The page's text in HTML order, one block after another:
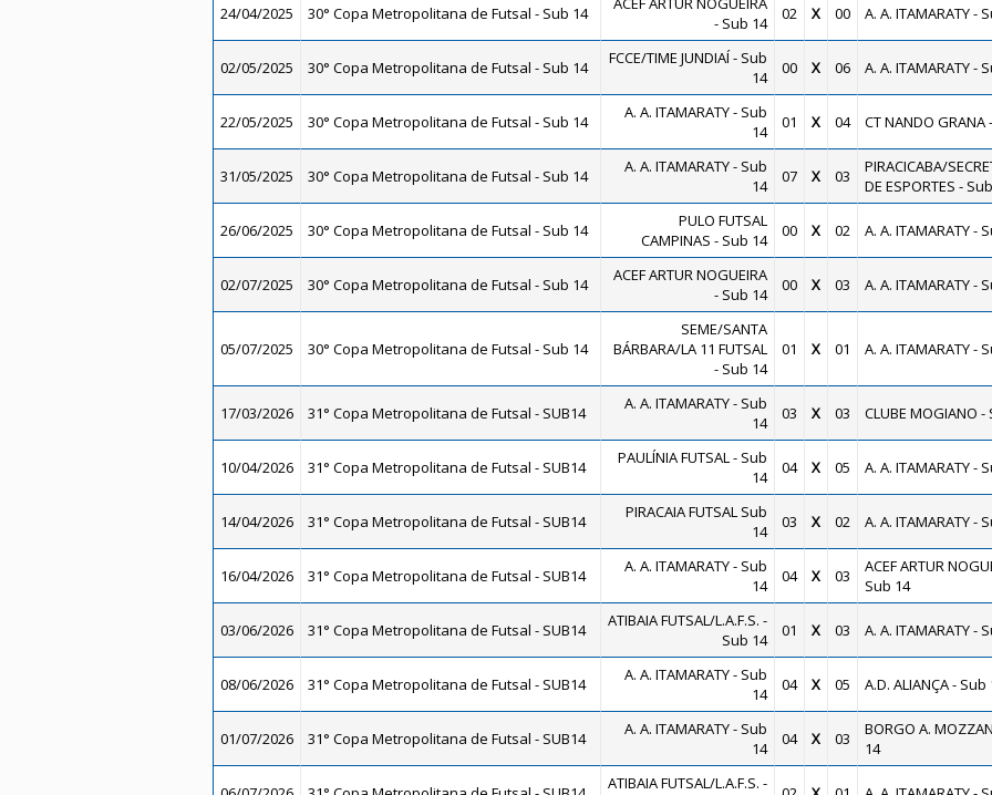
24/04/2025 30° Copa Metropolitana de Futsal - Sub 14
- Sub 14
02 X 00 A. A. ITAMARATY -
02/05/2025 30° Copa Metropolitana de Futsal - Sub 14
FCCE/TIME JUNDIAÍ - Sub
14
00 X 06 A. A. ITAMARATY -
22/05/2025 30° Copa Metropolitana de Futsal - Sub 14
A. A. ITAMARATY - Sub
14
01 X 04 CT NANDO GRANA
31/05/2025 30° Copa Metropolitana de Futsal - Sub 14
A. A. ITAMARATY - Sub
14
07 X 03
PIRACICABA/
DE ESPORTES -
26/06/2025 30° Copa Metropolitana de Futsal - Sub 14
PULO FUTSAL
CAMPINAS - Sub 14
00 X 02 A. A. ITAMARATY -
02/07/2025 30° Copa Metropolitana de Futsal - Sub 14
ACEF ARTUR NOGUEIRA
- Sub 14
00 X 03 A. A. ITAMARATY -
05/07/2025 30° Copa Metropolitana de Futsal - Sub 14
SEME/SANTA
BÁRBARA/LA 11 FUTSAL
- Sub 14
01 X 01 A. A. ITAMARATY -
17/03/2026 31° Copa Metropolitana de Futsal - SUB14
A. A. ITAMARATY - Sub
14
03 X 03 CLUBE MOGIANO -
10/04/2026 31° Copa Metropolitana de Futsal - SUB14
PAULÍNIA FUTSAL - Sub
14
04 X 05 A. A. ITAMARATY -
14/04/2026 31° Copa Metropolitana de Futsal - SUB14
PIRACAIA FUTSAL Sub
14
03 X 02 A. A. ITAMARATY -
16/04/2026 31° Copa Metropolitana de Futsal - SUB14
A. A. ITAMARATY - Sub
14
04 X 03
ACEF ARTUR
Sub 14
03/06/2026 31° Copa Metropolitana de Futsal - SUB14
ATIBAIA FUTSAL/L.A.F.S. -
Sub 14
01 X 03 A. A. ITAMARATY -
08/06/2026 31° Copa Metropolitana de Futsal - SUB14
A. A. ITAMARATY - Sub
14
04 X 05 A.D. ALIANÇA - Sub
01/07/2026 31° Copa Metropolitana de Futsal - SUB14
A. A. ITAMARATY - Sub
14
04 X 03
BORGO A.
14
ATIBAIA FUTSAL/L.A.F.S. -